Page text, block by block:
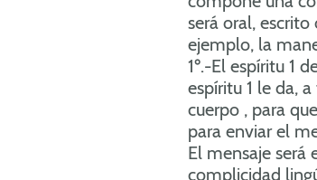
será oral,
ejemplo, la
1º.-El espíritu 1
espíritu 1 le da,
cuerpo , para
para enviar el
El mensaje será
complicidad